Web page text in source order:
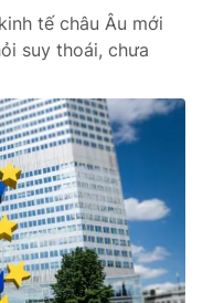
tế châu Âu mới
suy thoái, chưa